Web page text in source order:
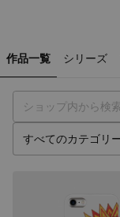
作品一覧 シリーズ